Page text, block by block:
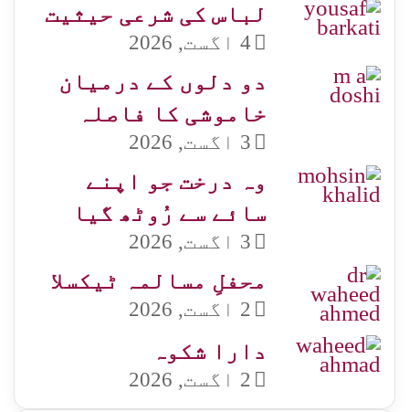
لباس کی شرعی حیثیت
4 اگست, 2026
دو دلوں کے درمیان
خاموشی کا فاصلہ
3 اگست, 2026
وہ درخت جو اپنے
سائے سے رُوٹھ گیا
3 اگست, 2026
محفلِ مسالمہ ٹیکسلا
2 اگست, 2026
دارا شکوہ
2 اگست, 2026